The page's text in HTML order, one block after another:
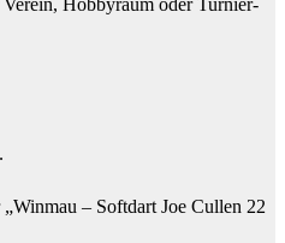
Hobbyraum oder Turnier-
– Softdart Joe Cullen 22